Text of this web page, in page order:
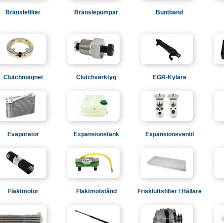
Bränslefilter Bränslepumpar Buntband
Clutchmagnet Clutchverktyg EGR-Kylare
Evaporator Expansionstank Expansionsventil
Fläktmotor Fläktmotstånd Friskluftsfilter / Hållare